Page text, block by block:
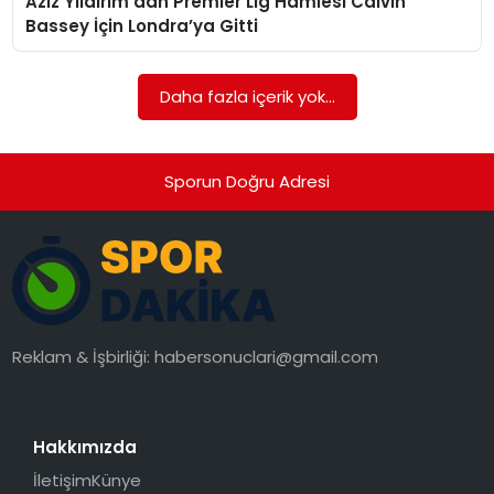
SAĞLIK
YAŞAM
Bassey İçin Londra’ya Gitti
Daha fazla içerik yok...
Sporun Doğru Adresi
Reklam & İşbirliği:habersonuclari@gmail.com
Hakkımızda
İletişimKünye